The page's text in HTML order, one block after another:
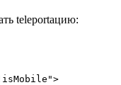
teleportацию:
>